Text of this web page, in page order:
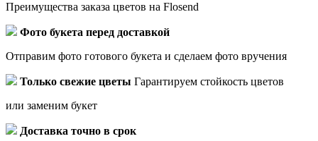
Преимущества заказа цветов на Flosend
Фото букета перед доставкой
Отправим фото готового букета и сделаем фото вручения
Только свежие цветы Гарантируем стойкость цветов
или заменим букет
Доставка точно в срок